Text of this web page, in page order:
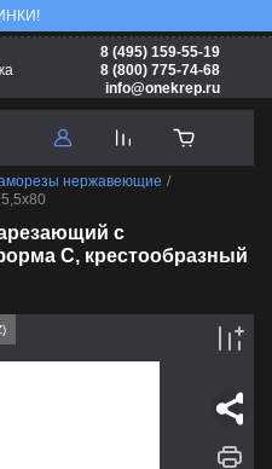
8 (495) 159-55-19
8 (800) 775-74-68
info@onekrep.ru
нержавеющие /
с
С, крестообразный